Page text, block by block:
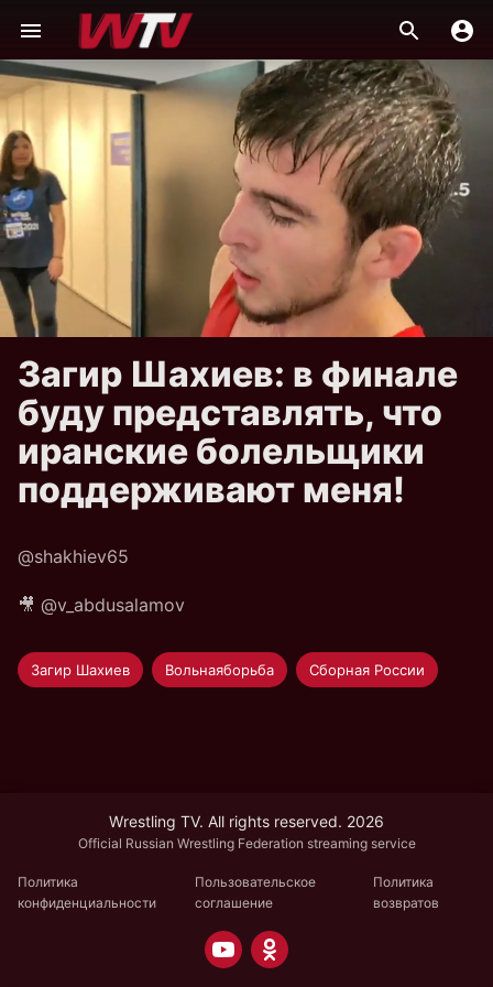
Загир Шахиев: в финале
буду представлять, что
иранские болельщики
поддерживают меня!
@shakhiev65
🎥 @v_abdusalamov
Загир Шахиев Вольнаяборьба Сборная России
Wrestling TV. All rights reserved. 2026
Official Russian Wrestling Federation streaming service
Политика
конфиденциальности
Пользовательское
соглашение
Политика
возвратов